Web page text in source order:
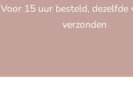
Voor 15 uur besteld, dezelfde
verzonden